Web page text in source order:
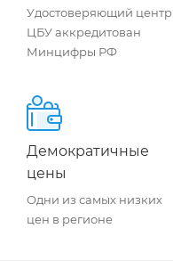
Удостоверяющий центр
ЦБУ аккредитован
Минцифры РФ
Демократичные
цены
Одни из самых низких
цен в регионе